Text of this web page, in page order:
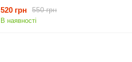
550 грн
520 грн
В наявності